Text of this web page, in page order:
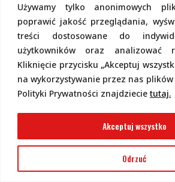
Używamy tylko anonimowych
poprawić jakość przeglądania,
treści dostosowane do
użytkowników oraz analizować
Kliknięcie przycisku „Akceptuj
na wykorzystywanie przez nas plików
Polityki Prywatności znajdziecie tutaj.
Odrzuć
Akceptuj wszystko
Rezystancja statyczna,
dynamiczna
2026-07-16
Fotowoltaika: MPP i kontrolery
2026-07-16
Zasady bezpieczeństwa
Uwaga!
Ani autorzy artykułów, ani
biorą odpowiedzialności za